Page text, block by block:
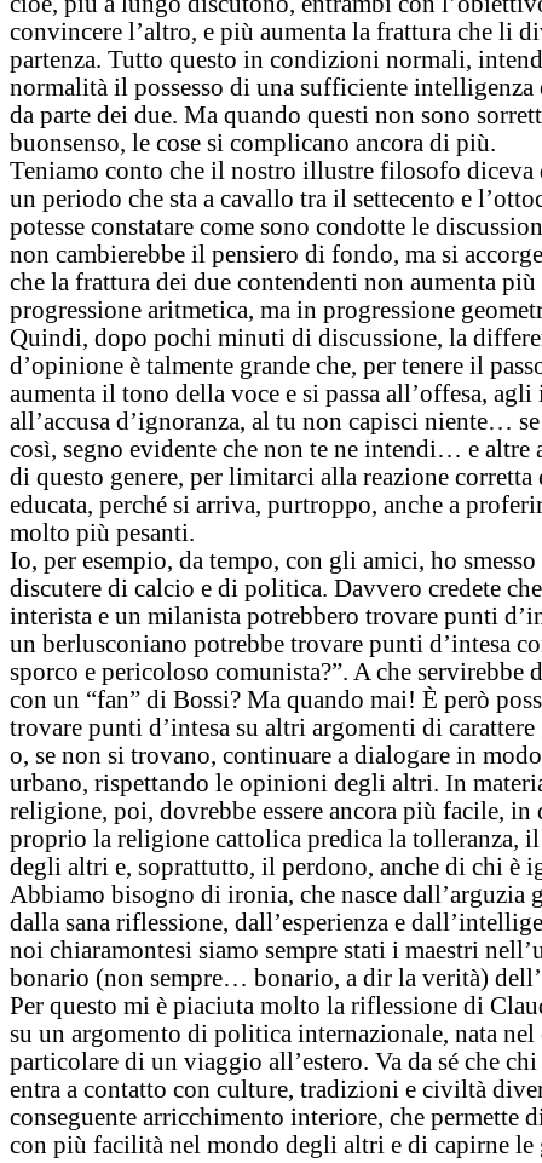
convincere l’altro, e più aumenta la frattura che li
partenza. Tutto questo in condizioni normali,
normalità il possesso di una sufficiente intelligenza
da parte dei due. Ma quando questi non sono
buonsenso, le cose si complicano ancora di più.
Teniamo conto che il nostro illustre filosofo diceva
un periodo che sta a cavallo tra il settecento e
potesse constatare come sono condotte le
non cambierebbe il pensiero di fondo, ma si
che la frattura dei due contendenti non aumenta
progressione aritmetica, ma in progressione
Quindi, dopo pochi minuti di discussione, la
d’opinione è talmente grande che, per tenere il
aumenta il tono della voce e si passa all’offesa,
all’accusa d’ignoranza, al tu non capisci niente…
così, segno evidente che non te ne intendi… e altre
di questo genere, per limitarci alla reazione corretta
educata, perché si arriva, purtroppo, anche a
molto più pesanti.
Io, per esempio, da tempo, con gli amici, ho
discutere di calcio e di politica. Davvero credete
interista e un milanista potrebbero trovare punti
un berlusconiano potrebbe trovare punti d’intesa
sporco e pericoloso comunista?”. A che servirebbe
con un “fan” di Bossi? Ma quando mai! È però
trovare punti d’intesa su altri argomenti di carattere
o, se non si trovano, continuare a dialogare in
urbano, rispettando le opinioni degli altri. In
religione, poi, dovrebbe essere ancora più facile, in
proprio la religione cattolica predica la tolleranza,
degli altri e, soprattutto, il perdono, anche di chi è
Abbiamo bisogno di ironia, che nasce dall’arguzia
dalla sana riflessione, dall’esperienza e
noi chiaramontesi siamo sempre stati i maestri
bonario (non sempre… bonario, a dir la verità)
Per questo mi è piaciuta molto la riflessione di
su un argomento di politica internazionale, nata nel
particolare di un viaggio all’estero. Va da sé che
entra a contatto con culture, tradizioni e civiltà
conseguente arricchimento interiore, che permette
con più facilità nel mondo degli altri e di capirne le